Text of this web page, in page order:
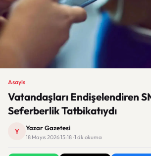
Asayis
Vatandaşları Endişelendiren
Seferberlik Tatbikatıydı
Y Yazar Gazetesi
18 Mayıs 2026 15:18 · 1 dk okuma